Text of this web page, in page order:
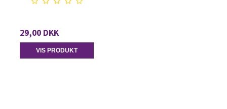
29,00 DKK
VIS PRODUKT